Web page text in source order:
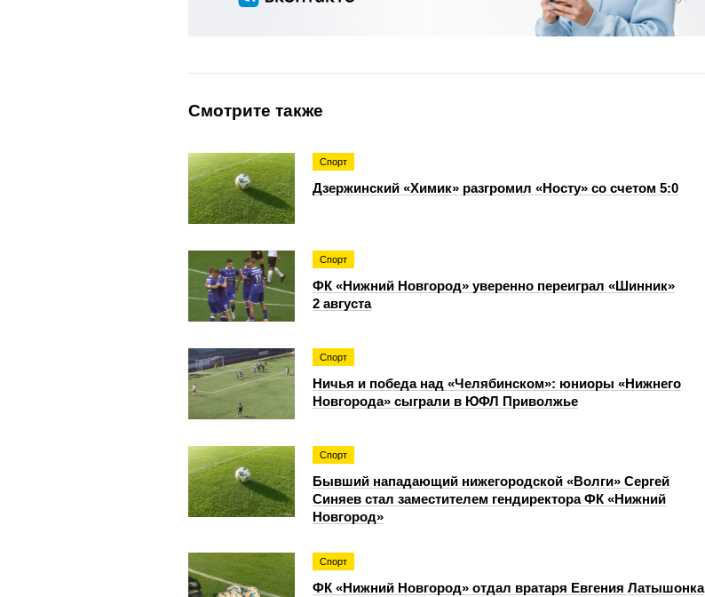
Смотрите также
Спорт
Дзержинский «Химик» разгромил «Носту» со счетом 5:0
Спорт
ФК «Нижний Новгород» уверенно переиграл «Шинник»
2 августа
Спорт
Ничья и победа над «Челябинском»: юниоры «Нижнего
Новгорода» сыграли в ЮФЛ Приволжье
Спорт
Бывший нападающий нижегородской «Волги» Сергей
Синяев стал заместителем гендиректора ФК «Нижний
Новгород»
Спорт
ФК «Нижний Новгород» отдал вратаря Евгения Латышонка